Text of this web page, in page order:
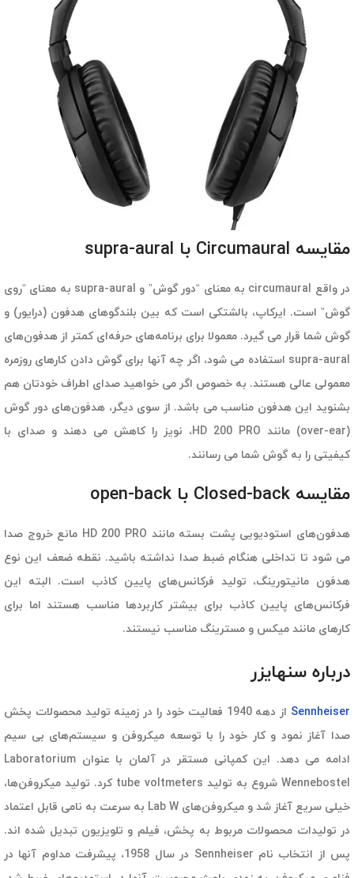
مقایسه Circumaural با supra-aural
در واقع circumaural به معنای “دور گوش” و supra-aural به معنای “روی
گوش” است. ایرکاپ، بالشتکی است که بین بلندگوهای هدفون (درایور) و
گوش شما قرار می گیرد. معمولا برای برنامه‌های حرفه‌ای کمتر از هدفون‌های
supra-aural استفاده می شود، اگر چه آنها برای گوش دادن کارهای روزمره
معمولی عالی هستند. به خصوص اگر می خواهید صدای اطراف خودتان هم
بشنوید این هدفون مناسب می باشد. از سوی دیگر، هدفون‌های دور گوش
(over-ear) مانند HD 200 PRO، نویز را کاهش می دهند و صدای با
کیفیتی را به گوش شما می رسانند.
مقایسه Closed-back با open-back
هدفون‌های استودیویی پشت بسته مانند HD 200 PRO مانع خروج صدا
می شود تا تداخلی هنگام ضبط صدا نداشته باشید. نقطه ضعف این نوع
هدفون مانیتورینگ، تولید فرکانس‌های پایین کاذب است. البته این
فرکانس‌های پایین کاذب برای بیشتر کاربردها مناسب هستند اما برای
کارهای مانند میکس و مسترینگ مناسب نیستند.
درباره‌ سنهایزر
Sennheiser
از دهه 1940 فعالیت خود را در زمینه تولید محصولات پخش
صدا آغاز نمود و کار خود را با توسعه میکروفن و سیستم‌های بی سیم
ادامه می دهد. این کمپانی مستقر در آلمان با عنوان Laboratorium
Wennebostel شروع به تولید tube voltmeters کرد. تولید میکروفن‌ها،
خیلی سریع آغاز شد و میکروفن‌های Lab W به سرعت به نامی قابل اعتماد
در تولیدات محصولات مربوط به پخش، فیلم و تلویزیون تبدیل شده اند.
پس از انتخاب نام Sennheiser در سال 1958، پیشرفت مداوم آنها در